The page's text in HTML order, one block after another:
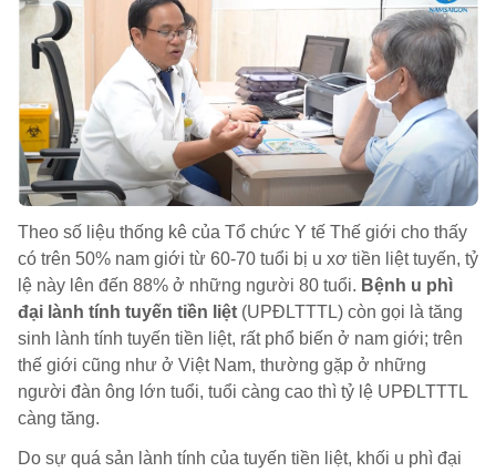
Theo số liệu thống kê của Tổ chức Y tế Thế giới cho thấy
có trên 50% nam giới từ 60-70 tuổi bị u xơ tiền liệt tuyến, tỷ
lệ này lên đến 88% ở những người 80 tuổi. Bệnh u phì
đại lành tính tuyến tiền liệt (UPĐLTTTL) còn gọi là tăng
sinh lành tính tuyến tiền liệt, rất phổ biến ở nam giới; trên
thế giới cũng như ở Việt Nam, thường gặp ở những
người đàn ông lớn tuổi, tuổi càng cao thì tỷ lệ UPĐLTTTL
càng tăng.
Do sự quá sản lành tính của tuyến tiền liệt, khối u phì đại